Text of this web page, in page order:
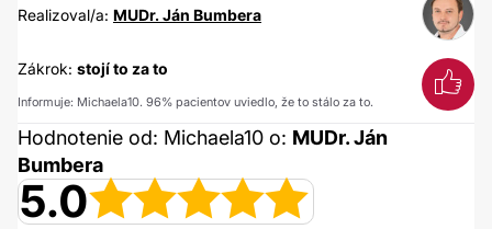
Realizoval/a: MUDr. Ján Bumbera
Zákrok: stojí to za to
Informuje: Michaela10. 96% pacientov uviedlo, že to stálo za to.
Hodnotenie od: Michaela10 o: MUDr. Ján
Bumbera
5.0